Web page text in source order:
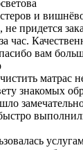
и
не придется
час.
вам
матрас
знакомых